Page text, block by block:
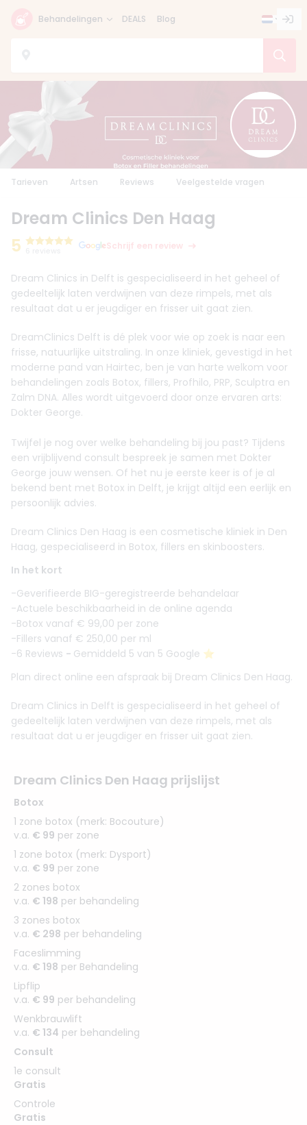
Behandelingen DEALS Blog
Tarieven Artsen Reviews Veelgestelde vragen
Dream Clinics Den Haag
5
Schrijf een review
Dream Clinics in Delft is gespecialiseerd in het geheel of
gedeeltelijk laten verdwijnen van deze rimpels, met als
resultaat dat u er jeugdiger en frisser uit gaat zien.
DreamClinics Delft is dé plek voor wie op zoek is naar een
frisse, natuurlijke uitstraling. In onze kliniek, gevestigd in het
moderne pand van Hairtec, ben je van harte welkom voor
behandelingen zoals Botox, fillers, Profhilo, PRP, Sculptra en
Zalm DNA. Alles wordt uitgevoerd door onze ervaren arts:
Dokter George.
Twijfel je nog over welke behandeling bij jou past? Tijdens
een vrijblijvend consult bespreek je samen met Dokter
George jouw wensen. Of het nu je eerste keer is of je al
bekend bent met Botox in Delft, je krijgt altijd een eerlijk en
persoonlijk advies.
Dream Clinics Den Haag is een cosmetische kliniek in Den
Haag, gespecialiseerd in Botox, fillers en skinboosters.
In het kort
-Geverifieerde BIG-geregistreerde behandelaar
-Actuele beschikbaarheid in de online agenda
-Botox vanaf € 99,00 per zone
-Fillers vanaf € 250,00 per ml
-6 Reviews - Gemiddeld 5 van 5 Google ⭐️
Plan direct online een afspraak bij Dream Clinics Den Haag.
Dream Clinics in Delft is gespecialiseerd in het geheel of
gedeeltelijk laten verdwijnen van deze rimpels, met als
resultaat dat u er jeugdiger en frisser uit gaat zien.
Dream Clinics Den Haag prijslijst
Botox
1 zone botox (merk: Bocouture)
v.a. € 99 per zone
1 zone botox (merk: Dysport)
v.a. € 99 per zone
2 zones botox
v.a. € 198 per behandeling
3 zones botox
v.a. € 298 per behandeling
Faceslimming
v.a. € 198 per Behandeling
Lipflip
v.a. € 99 per behandeling
Wenkbrauwlift
v.a. € 134 per behandeling
Consult
1e consult
Gratis
Controle
Gratis